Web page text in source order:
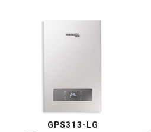
GPS313-LG